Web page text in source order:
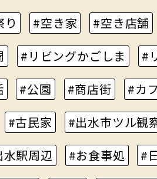
り #空き家 #空き店舗
#リビングかごしま #
#公園 #商店街 #カ
#古民家 #出水市ツル観
水駅周辺 #お食事処 #